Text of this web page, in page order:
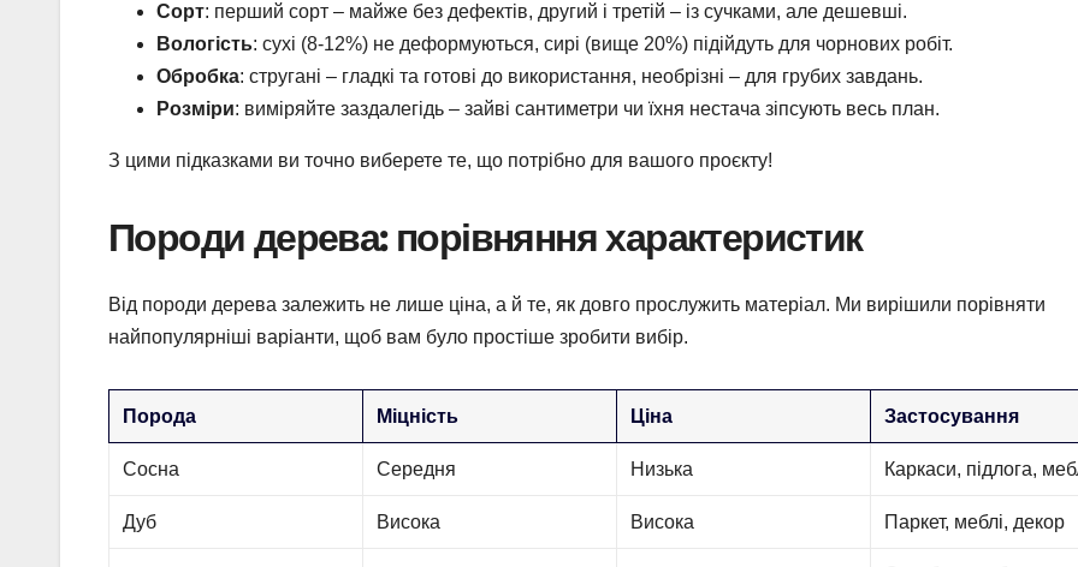
Сорт: перший сорт – майже без дефектів, другий і третій – із сучками, але дешевші.
Вологість: сухі (8-12%) не деформуються, сирі (вище 20%) підійдуть для чорнових робіт.
Обробка: стругані – гладкі та готові до використання, необрізні – для грубих завдань.
Розміри: виміряйте заздалегідь – зайві сантиметри чи їхня нестача зіпсують весь план.
З цими підказками ви точно виберете те, що потрібно для вашого проєкту!
Породи дерева: порівняння характеристик
Від породи дерева залежить не лише ціна, а й те, як довго прослужить матеріал. Ми вирішили порівняти
найпопулярніші варіанти, щоб вам було простіше зробити вибір.
Порода Міцність Ціна Застосування
Сосна Середня Низька Каркаси, підлога,
Дуб Висока Висока Паркет, меблі, декор